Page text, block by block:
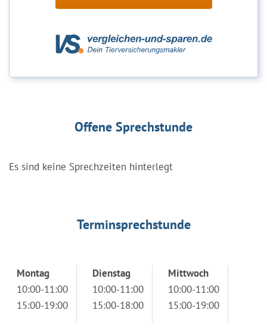
Offene Sprechstunde
Es sind keine Sprechzeiten hinterlegt
Terminsprechstunde
Montag
10:00-11:00
15:00-19:00
Dienstag
10:00-11:00
15:00-18:00
Mittwoch
10:00-11:00
15:00-19:00